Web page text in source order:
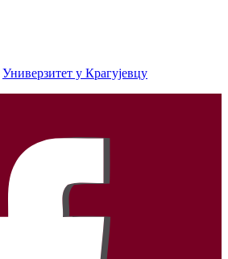
Универзитет у Крагујевцу